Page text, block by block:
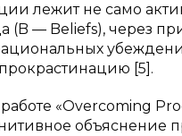
лежит не само
— Beliefs), через
[5].
«Overcoming